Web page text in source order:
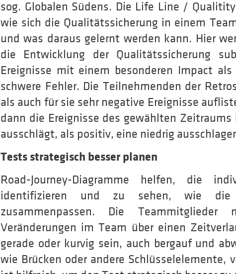
sog. Globalen Südens. Die Life Line /
wie sich die Qualitätssicherung in einem
und was daraus gelernt werden kann. Hier
die Entwicklung der Qualitätssicherung
Ereignisse mit einem besonderen Impact
schwere Fehler. Die Teilnehmenden der
als auch für sie sehr negative Ereignisse
dann die Ereignisse des gewählten
ausschlägt, als positiv, eine niedrig
Tests strategisch besser planen
Road-Journey-Diagramme helfen, die
identifizieren und zu sehen, wie die
zusammenpassen. Die
Veränderungen im Team über einen
gerade oder kurvig sein, auch bergauf und
wie Brücken oder andere Schlüsselelemente,